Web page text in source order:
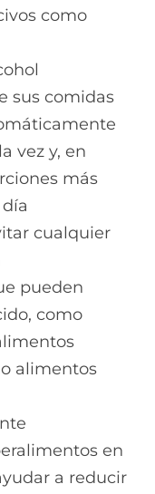
como
sus comidas
vez y, en
más
cualquier
pueden
como
alimentos
en
a reducir